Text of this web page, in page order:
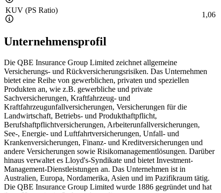
KUV (PS Ratio)
1,06
Unternehmensprofil
Die QBE Insurance Group Limited zeichnet allgemeine
Versicherungs- und Rückversicherungsrisiken. Das Unternehmen
bietet eine Reihe von gewerblichen, privaten und speziellen
Produkten an, wie z.B. gewerbliche und private
Sachversicherungen, Kraftfahrzeug- und
Kraftfahrzeugunfallversicherungen, Versicherungen für die
Landwirtschaft, Betriebs- und Produkthaftpflicht,
Berufshaftpflichtversicherungen, Arbeiterunfallversicherungen,
See-, Energie- und Luftfahrtversicherungen, Unfall- und
Krankenversicherungen, Finanz- und Kreditversicherungen und
andere Versicherungen sowie Risikomanagementlösungen. Darüber
hinaus verwaltet es Lloyd's-Syndikate und bietet Investment-
Management-Dienstleistungen an. Das Unternehmen ist in
Australien, Europa, Nordamerika, Asien und im Pazifikraum tätig.
Die QBE Insurance Group Limited wurde 1886 gegründet und hat